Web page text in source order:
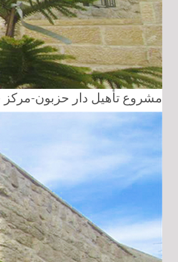
مشروع تأهيل دار حزبون-مركز